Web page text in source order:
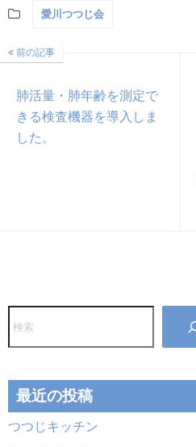
愛川つつじ会
前の記事
肺活量・肺年齢を測定で
きる検査機器を導入しま
した。
索
最近の投稿
つつじキッチン